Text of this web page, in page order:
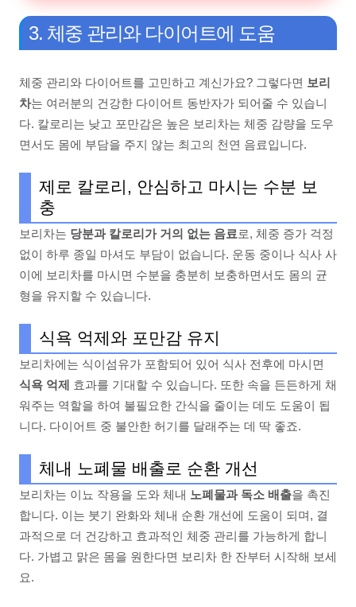
3. 체중 관리와 다이어트에 도움
체중 관리와 다이어트를 고민하고 계신가요? 그렇다면 보리
차는 여러분의 건강한 다이어트 동반자가 되어줄 수 있습니
다. 칼로리는 낮고 포만감은 높은 보리차는 체중 감량을 도우
면서도 몸에 부담을 주지 않는 최고의 천연 음료입니다.
제로 칼로리, 안심하고 마시는 수분 보
충
보리차는 당분과 칼로리가 거의 없는 음료 로, 체중 증가 걱정
없이 하루 종일 마셔도 부담이 없습니다. 운동 중이나 식사 사
이에 보리차를 마시면 수분을 충분히 보충하면서도 몸의 균
형을 유지할 수 있습니다.
식욕 억제와 포만감 유지
보리차에는 식이섬유가 포함되어 있어 식사 전후에 마시면
식욕 억제 효과를 기대할 수 있습니다. 또한 속을 든든하게 채
워주는 역할을 하여 불필요한 간식을 줄이는 데도 도움이 됩
니다. 다이어트 중 불안한 허기를 달래주는 데 딱 좋죠.
체내 노폐물 배출로 순환 개선
보리차는 이뇨 작용을 도와 체내 노폐물과 독소 배출을 촉진
합니다. 이는 붓기 완화와 체내 순환 개선에 도움이 되며, 결
과적으로 더 건강하고 효과적인 체중 관리를 가능하게 합니
다. 가볍고 맑은 몸을 원한다면 보리차 한 잔부터 시작해 보세
요.